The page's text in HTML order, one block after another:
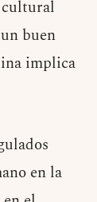
buen
implica
en la